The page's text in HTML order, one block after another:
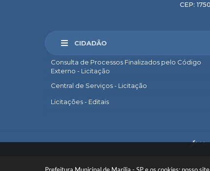
CIDADÃO
Consulta de Processos Finalizados pelo Código
Externo - Licitação
Central de Serviços - Licitação
Licitações - Editais
Legislação Municipal
CEP: